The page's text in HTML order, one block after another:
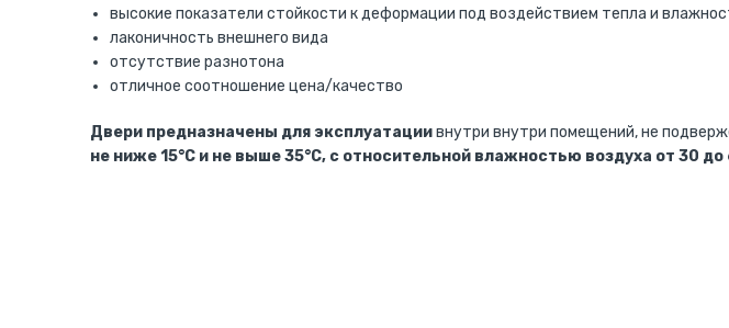
высокие показатели стойкости к деформации под воздействием тепла и
лаконичность внешнего вида
отсутствие разнотона
отличное соотношение цена/качество
Двери предназначены для эксплуатациивнутри внутри помещений, не
не ниже 15°С и не выше 35°С, с относительной влажностью воздуха от 30 до